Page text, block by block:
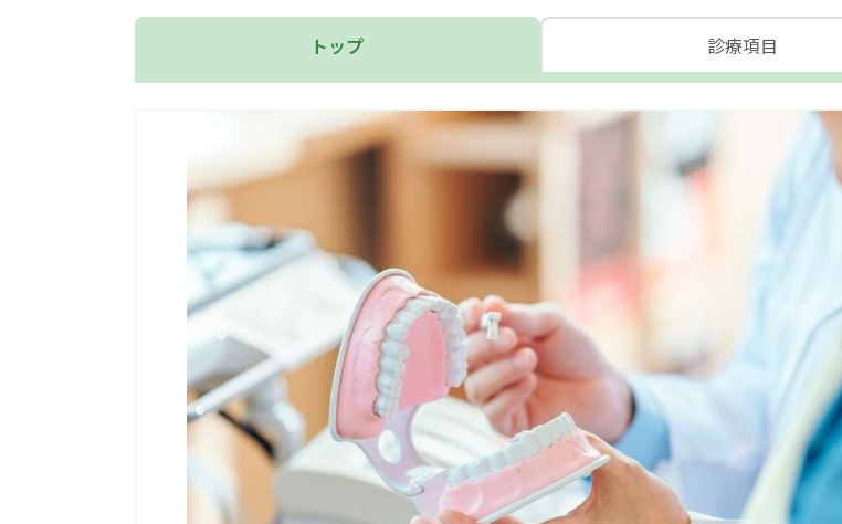
トップ 診療項目